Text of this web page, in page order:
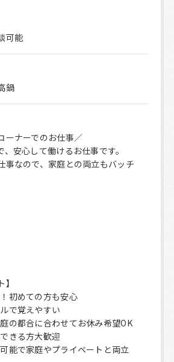
可能
鍋
ーナーでのお仕事／
安心して働けるお仕事です。
事なので、家庭との両立もバッチ
初めての方も安心
で覚えやすい
の都合に合わせてお休み希望OK
きる方大歓迎
能で家庭やプライベートと両立